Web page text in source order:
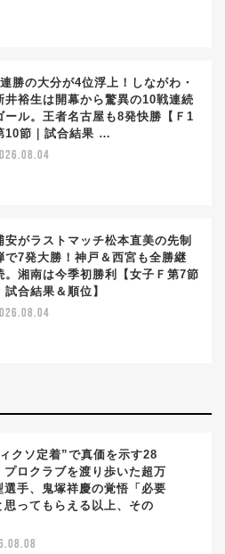
勝の大分が4位浮上！しながわ・
井裕生は開幕から驚異の10戦連続
ール。王者名古屋も8発快勝【Ｆ1
10節｜試合結果 …
安がラストマッチ松本直美の先制
で7発大勝！神戸＆西宮も全勝継
。湘南は今季初勝利【女子Ｆ第7節
｜試合結果＆順位】
クソ定着”で真価を示す28
プロクラブを渡り歩いた超万
選手、鬼塚祥慶の覚悟「必要
思ってもらえる以上、その